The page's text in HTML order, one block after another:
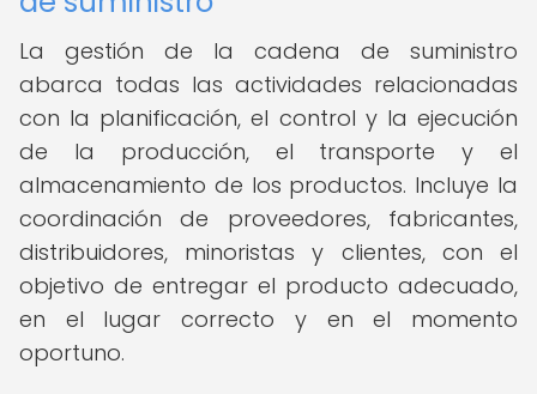
La gestión de la cadena de suministro
abarca todas las actividades relacionadas
con la planificación, el control y la ejecución
de la producción, el transporte y el
almacenamiento de los productos. Incluye la
coordinación de proveedores, fabricantes,
distribuidores, minoristas y clientes, con el
objetivo de entregar el producto adecuado,
en el lugar correcto y en el momento
oportuno.